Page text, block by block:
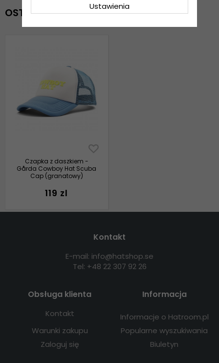
OSTATNIO OGLĄDANE
Czapka z daszkiem -
Gårda Cowboy Hat Scuba
Cap (granatowy)
119 zl
Kontakt
E-mail: info@hatshop.se
Tel: +48 22 307 92 26
Obsługa klienta
Kontakt
Warunki zakupu
Zaloguj się
Informacja
Informacje o Hatroom.pl
Popularne wyszukiwania
Biuletyn
Ustawienia